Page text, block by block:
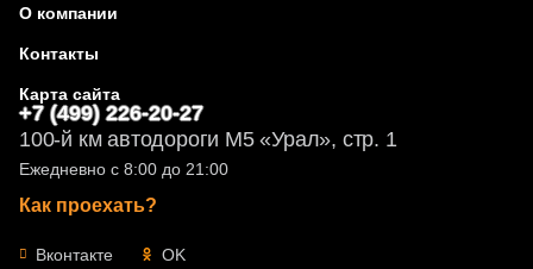
О компании
Контакты
Карта сайта
+7 (499) 226-20-27
100-й км автодороги М5 «Урал», стр. 1
Ежедневно с 8:00 до 21:00
Как проехать?
Вконтакте OK